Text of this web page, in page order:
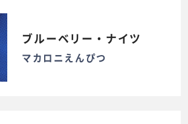
ブルーベリー・ナイツ
マカロニえんぴつ